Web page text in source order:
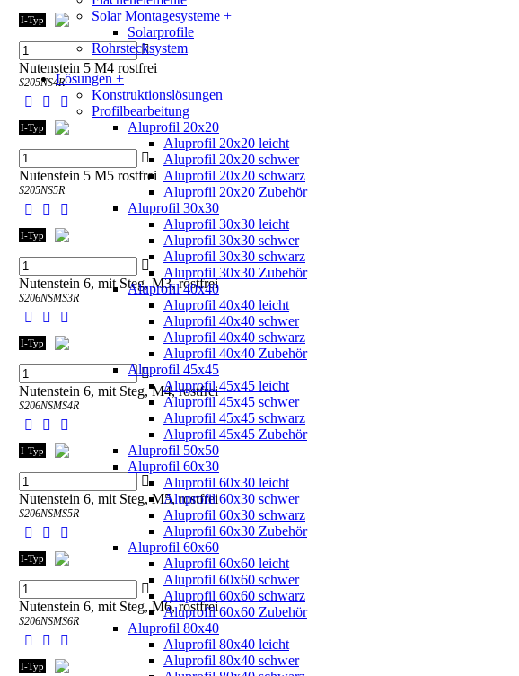
Solar Montagesysteme +
Solarprofile
Rohrstecksystem
Lösungen +
Konstruktionslösungen
Profilbearbeitung
Aluprofil 20x20
Aluprofil 20x20 leicht
Aluprofil 20x20 schwer
Aluprofil 20x20 schwarz
Aluprofil 20x20 Zubehör
Aluprofil 30x30
Aluprofil 30x30 leicht
Aluprofil 30x30 schwer
Aluprofil 30x30 schwarz
Aluprofil 30x30 Zubehör
Aluprofil 40x40
Aluprofil 40x40 leicht
Aluprofil 40x40 schwer
Aluprofil 40x40 schwarz
Aluprofil 40x40 Zubehör
Aluprofil 45x45
Aluprofil 45x45 leicht
Aluprofil 45x45 schwer
Aluprofil 45x45 schwarz
Aluprofil 45x45 Zubehör
Aluprofil 50x50
Aluprofil 60x30
Aluprofil 60x30 leicht
Aluprofil 60x30 schwer
Aluprofil 60x30 schwarz
Aluprofil 60x30 Zubehör
Aluprofil 60x60
Aluprofil 60x60 leicht
Aluprofil 60x60 schwer
Aluprofil 60x60 schwarz
Aluprofil 60x60 Zubehör
Aluprofil 80x40
Aluprofil 80x40 leicht
Aluprofil 80x40 schwer
Nutenstein 5 M4 rostfrei
S205NS4R
I-Typ
Nutenstein 5 M5 rostfrei
S205NS5R
I-Typ
Nutenstein 6, mit Steg, M3, rostfrei
S206NSMS3R
I-Typ
Nutenstein 6, mit Steg, M4, rostfrei
S206NSMS4R
I-Typ
Nutenstein 6, mit Steg, M5, rostfrei
S206NSMS5R
I-Typ
Nutenstein 6, mit Steg, M6, rostfrei
S206NSMS6R
I-Typ
I-Typ